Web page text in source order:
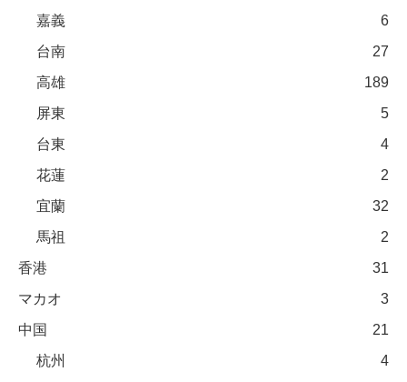
嘉義
6
台南
27
高雄
189
屏東
5
台東
4
花蓮
2
宜蘭
32
馬祖
2
香港
31
マカオ
3
中国
21
杭州
4